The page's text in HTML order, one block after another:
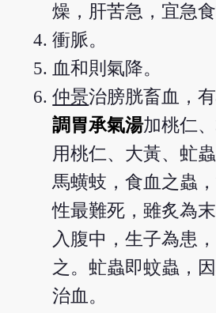
燥，肝苦急，宜急食
衝脈。
血和則氣降。
仲景治膀胱畜血，有
調胃承氣湯加桃仁
用桃仁、大黃、虻
馬蟥蚑，食血之蟲
性最難死，雖炙為
入腹中，生子為患
之。虻蟲即蚊蟲，
治血。